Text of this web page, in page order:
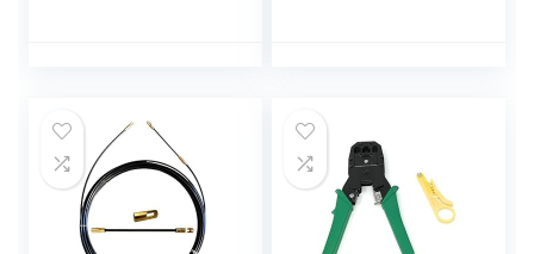
elettrici con 50
Pezzi 3 Porte/40
Pezzi 2 Porte/10
Pezzi 5 Porte.